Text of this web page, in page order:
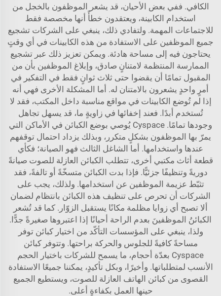
الكافي. ففي بعض الأحيان، قد يشعر الموظفون بالخجل من
استخدام الكابينة، ويعتقدون خطأً أنها مخصصة فقط
للاجتماعات المهمة. ولتفادي ذلك، ينبغي على الشركات تشجيع
جميع الموظفين على الاستفادة من هذه الكابينات في أي وقتٍ
يحتاجون فيه إلى مساحة هادئة. ويمكن تعزيز ذلك عبر تشجيع
الممارسة المنتظمة لامتنانٍ صادق، وإبلاغ الموظفين بأن من
المقبول تمامًا أن يقضوا حتى ثلاث ثوانٍ فقط في التفكير في
أمرٍ واحدٍ يشعرون بالامتنان له. أما المشكلة الأخرى فهي أنه
إذا لم تُوضع الكابينات في مواقع مناسبة داخل المكتب، فقد لا
تُستخدم أبدًا. فعند إخفائها في زاويةٍ ما، قد يسهل تجاهل
وجودها تمامًا. Cyspace يُوصي بوضع الكبائن في الأماكن التي
يمرّ بها الموظفون بشكلٍ متكرر، وبذلك يزداد احتمال توقفهم
عندها واستخدامها. أما الشاغل الثالث فهو الصيانة؛ فكأي
قطعة أثاث مكتبي أخرى، تتطلب الكبائن العازلة للصوت صيانةً
دوريةً وتنظيفًا جزئيًّا. فإذا بدت الكبائن متسخّةً أو تالفةً، فقد
تثبّط عزيمة الموظفين عن استخدامها. ولذلك، يجب على
الشركات أن تحرص على تنظيف هذه الكبائن بانتظام لضمان
ألا تصبح أي زوايا مظلمة مكانًا يستقبل الزوّار. كما قد تُشعر
الكبائنُ الموظفينَ بعدم الراحة أحيانًا إذا اعتبروها صغيرةً جدًّا.
ولذا، ينبغي على المؤسسات التأكّد من اختيار كبائن توفر
مساحةً كافيةً للجلوس والحركة براحتها. وتتوفر كبائن
Cyspace بعدّة أحجام، ما يسمح للشركات باختيار الحجم
الأنسب لمتطلباتها. وأخيرًا، وبكل تأكيدٍ، يمكننا جميعًا الاستفادة
القصوى من كبائن الهاتف العازلة للصوت، ويستطيع الجميع
حينها العمل بكفاءةٍ أعلى.